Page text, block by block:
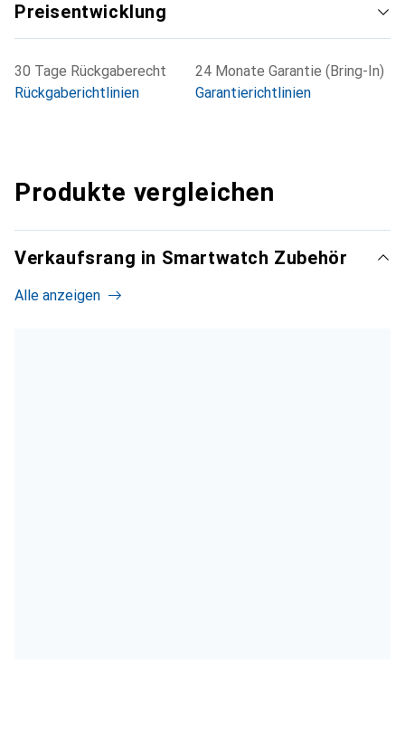
Preisentwicklung
30 Tage Rückgaberecht
Rückgaberichtlinien
24 Monate Garantie (Bring-In)
Garantierichtlinien
Produkte vergleichen
Verkaufsrang in Smartwatch Zubehör
Alle anzeigen